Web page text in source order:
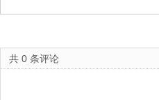
共 0 条评论